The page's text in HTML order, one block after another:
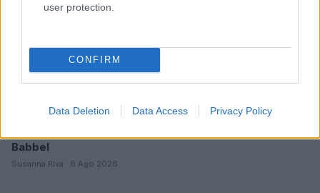
user protection.
CONFIRM
Data Deletion Data Access Privacy Policy
Babbel
Susanna Riva · 6 Ago 2026